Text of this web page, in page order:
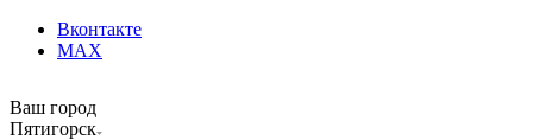
Вконтакте
MAX
Ваш город
Пятигорск